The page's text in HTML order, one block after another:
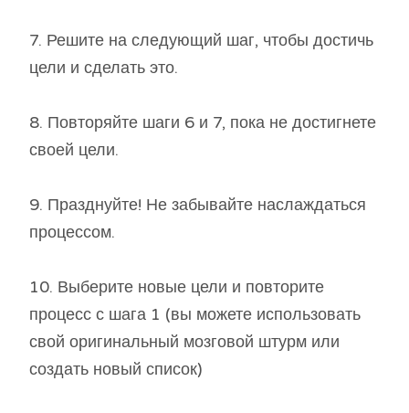
7. Решите на следующий шаг, чтобы достичь
цели и сделать это.
8. Повторяйте шаги 6 и 7, пока не достигнете
своей цели.
9. Празднуйте! Не забывайте наслаждаться
процессом.
10. Выберите новые цели и повторите
процесс с шага 1 (вы можете использовать
свой оригинальный мозговой штурм или
создать новый список)